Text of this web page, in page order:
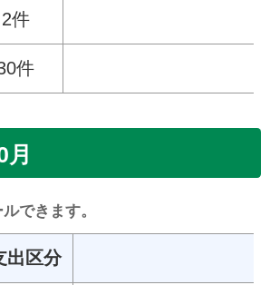
2件
件
できます。
出区分